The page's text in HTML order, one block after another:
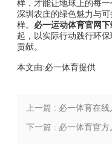
样，才能让地球上的每
深圳农庄的绿色魅力与
样。 必一运动体育官网下
起，以实际行动践行环
贡献。
本文由:必一体育提供
上一篇 : 必一体育在
稻田里举行的诗和远方
下一篇 : 必一体育官